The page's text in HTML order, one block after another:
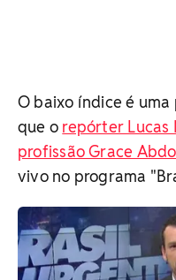
O baixo índice é uma
que o repórter Lucas
profissão Grace
vivo no programa